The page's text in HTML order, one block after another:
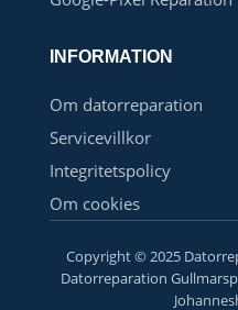
INFORMATION
Om datorreparation
Servicevillkor
Integritetspolicy
Om cookies
Copyright © 2025
Datorreparation